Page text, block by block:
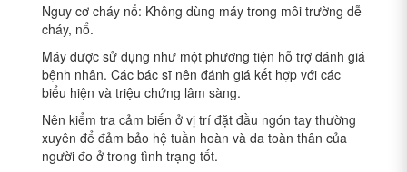
Nguy cơ cháy nổ: Không dùng máy trong môi trường dễ
cháy, nổ.
Máy được sử dụng như một phương tiện hỗ trợ đánh giá
bệnh nhân. Các bác sĩ nên đánh giá kết hợp với các
biểu hiện và triệu chứng lâm sàng.
Nên kiểm tra cảm biến ở vị trí đặt đầu ngón tay thường
xuyên để đảm bảo hệ tuần hoàn và da toàn thân của
người đo ở trong tình trạng tốt.